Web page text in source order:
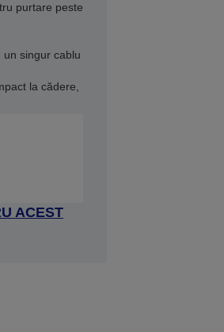
purtare peste
un singur cablu
la cădere,
ACEST